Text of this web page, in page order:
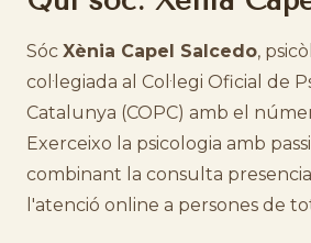
Sóc Xènia Capel Salcedo,
col·legiada al Col·legi Oficial de
Catalunya (COPC) amb el
Exerceixo la psicologia amb
combinant la consulta
l'atenció online a persones de